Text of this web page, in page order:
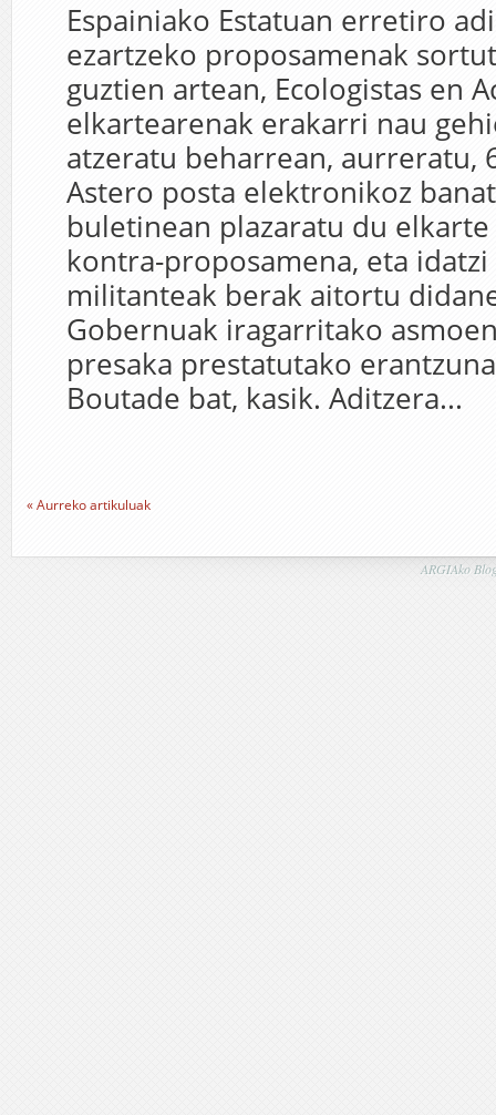
Espainiako Estatuan erretiro
ezartzeko proposamenak
guztien artean, Ecologistas en
elkartearenak erakarri nau
atzeratu beharrean, aurreratu,
Astero posta elektronikoz
buletinean plazaratu du
kontra-proposamena, eta
militanteak berak aitortu
Gobernuak iragarritako
presaka prestatutako
Boutade bat, kasik. Aditzera...
« Aurreko artikuluak
ARGIAko